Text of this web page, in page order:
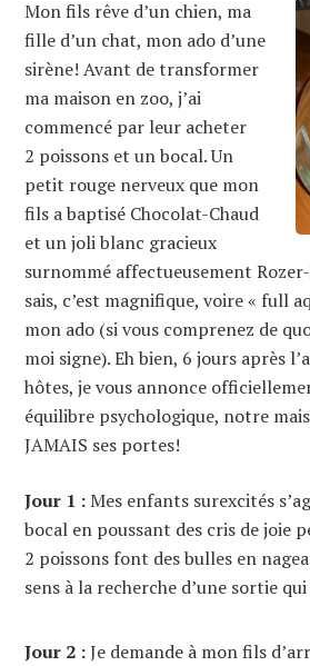
Mon fils rêve d’un chien, ma
fille d’un chat, mon ado d’une
sirène! Avant de transformer
ma maison en zoo, j’ai
commencé par leur acheter
2 poissons et un bocal. Un
petit rouge nerveux que mon
fils a baptisé Chocolat-Chaud
et un joli blanc gracieux
surnommé affectueusement
sais, c’est magnifique, voire « full
mon ado (si vous comprenez de
moi signe). Eh bien, 6 jours après
hôtes, je vous annonce
équilibre psychologique, notre
JAMAIS ses portes!
Jour 1 :Mes enfants surexcités
bocal en poussant des cris de joie
2 poissons font des bulles en
sens à la recherche d’une sortie qui
Jour 2 :Je demande à mon fils